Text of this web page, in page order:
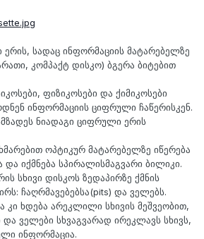
სადაც ინფორმაციის მატარებელზე
კომპაქტ დისკო) ბგერა ბიტებით
ფიზიკოსები და ქიმიკოსები
ინფორმაციის ციფრული ჩაწერისკენ.
ნიადაგი ციფრული ერის
ოპტიკურ მატარებელზე იწერება
იქმნება სპირალისმაგვარი ბილიკი.
სხივი დისკოს ზედაპირზე ქმნის
ჩაღრმავებებსა(pits) და ველებს.
კი ხდება არეკლილი სხივის მეშვეობით,
და ველები სხვაგვარად ირეკლავს სხივს,
ინფორმაცია.